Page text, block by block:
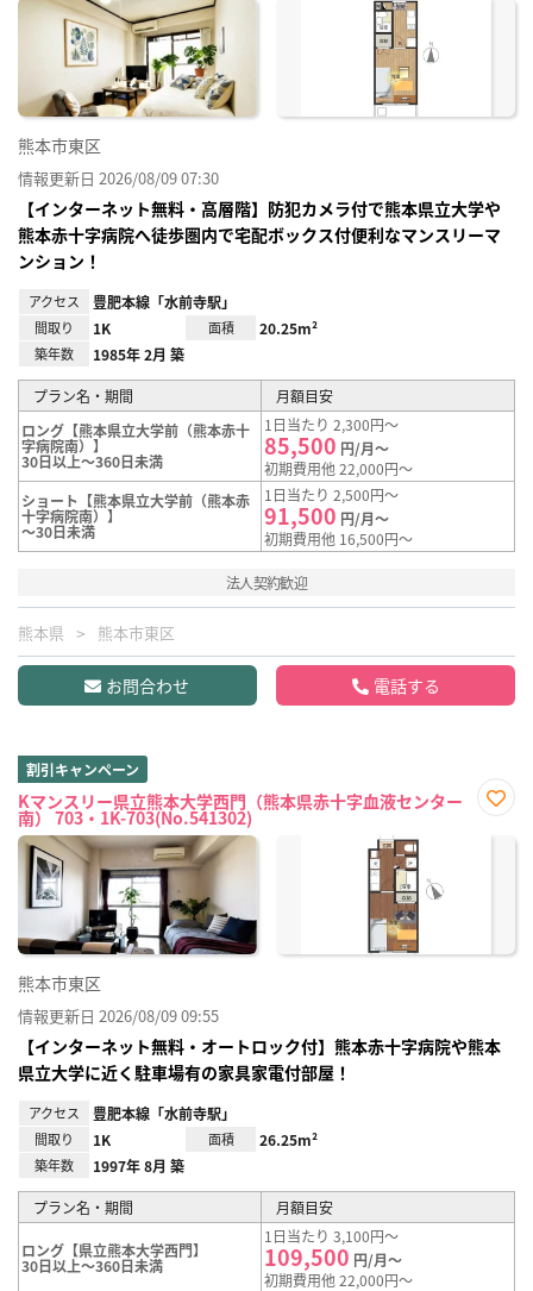
熊本市東区
情報更新日 2026/08/09 07:30
【インターネット無料・高層階】防犯カメラ付で熊本県立大学や
熊本赤十字病院へ徒歩圏内で宅配ボックス付便利なマンスリーマ
ンション！
アクセス 豊肥本線「水前寺駅」
間取り 1K 面積 20.25m²
築年数 1985年 2月 築
プラン名・期間
月額目安
ロング【熊本県立大学前（熊本赤十
字病院南）】
30日以上～360日未満
1日当たり 2,300円～
85,500 円/月～
初期費用他 22,000円～
ショート【熊本県立大学前（熊本赤
十字病院南）】
～30日未満
1日当たり 2,500円～
91,500 円/月～
初期費用他 16,500円～
法人契約歓迎
熊本県 熊本市東区
お問合わせ 電話する
割引キャンペーン
Kマンスリー県立熊本大学西門（熊本県赤十字血液センター
南） 703・1K-703(No.541302)
に入
熊本市東区
情報更新日 2026/08/09 09:55
【インターネット無料・オートロック付】熊本赤十字病院や熊本
県立大学に近く駐車場有の家具家電付部屋！
アクセス 豊肥本線「水前寺駅」
間取り 1K 面積 26.25m²
築年数 1997年 8月 築
プラン名・期間 月額目安
ロング【県立熊本大学西門】
30日以上～360日未満
1日当たり 3,100円～
109,500 円/月～
初期費用他 22,000円～